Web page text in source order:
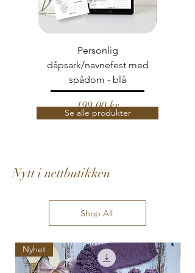
Personlig
dåpsark/navnefest med
spådom - blå
Pris
199,00 kr
Se alle produkter
Nytt i nettbutikken
Shop All
Nyhet